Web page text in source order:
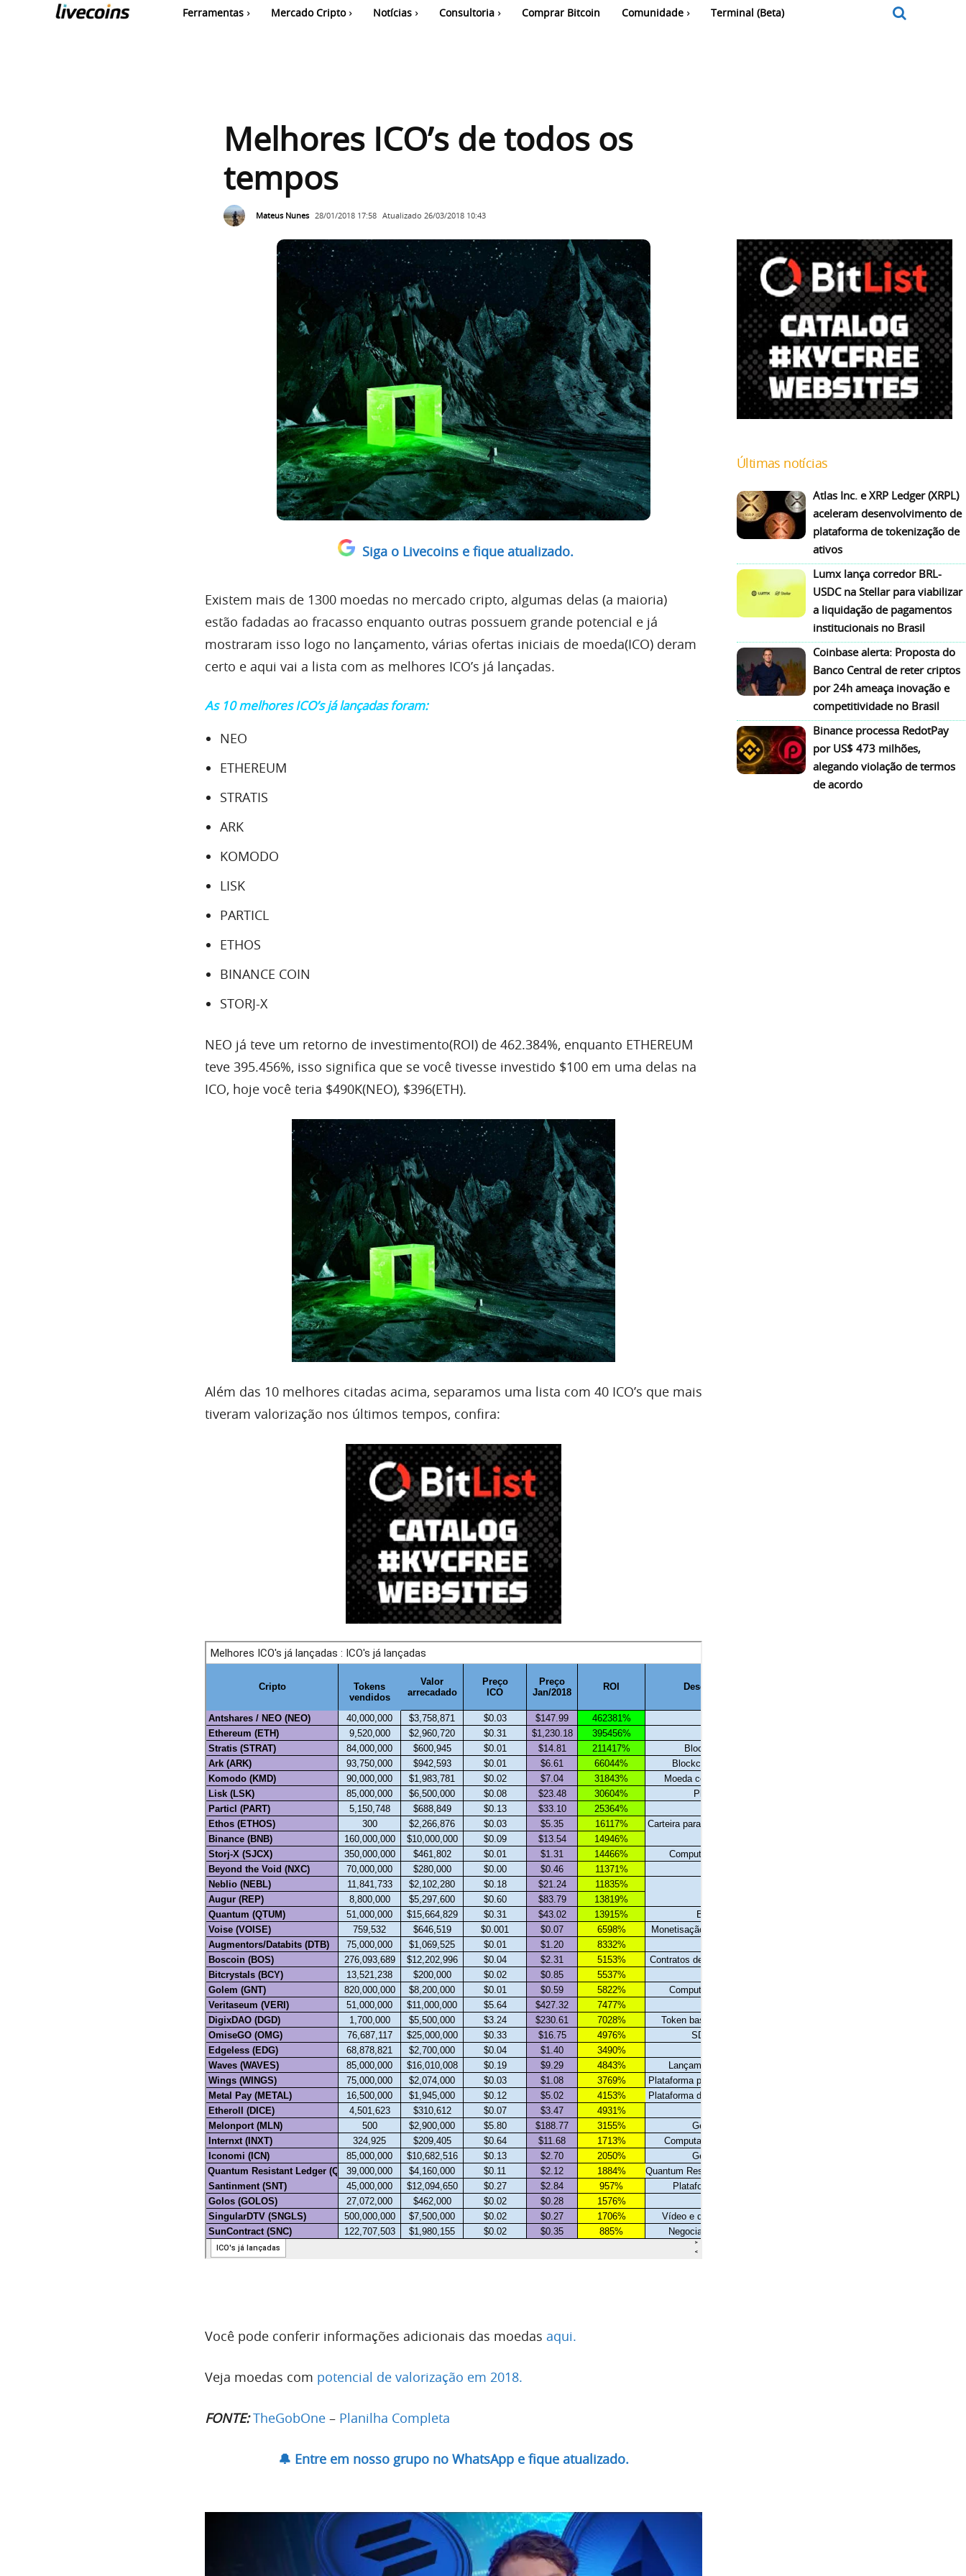
Ferramentas Mercado Cripto Notícias Consultoria Comprar Bitcoin Comunidade Terminal (Beta)
Melhores ICO’s de todos os
tempos
Mateus Nunes 28/01/2018 17:58 Atualizado 26/03/2018 10:43
Siga o Livecoins e fique atualizado.
Existem mais de 1300 moedas no mercado cripto, algumas delas (a maioria)
estão fadadas ao fracasso enquanto outras possuem grande potencial e já
mostraram isso logo no lançamento, várias ofertas iniciais de moeda(ICO) deram
certo e aqui vai a lista com as melhores ICO’s já lançadas.
As 10 melhores ICO’s já lançadas foram:
NEO
ETHEREUM
STRATIS
ARK
KOMODO
LISK
PARTICL
ETHOS
BINANCE COIN
STORJ-X
NEO já teve um retorno de investimento(ROI) de 462.384%, enquanto ETHEREUM
teve 395.456%, isso significa que se você tivesse investido $100 em uma delas na
ICO, hoje você teria $490K(NEO), $396(ETH).
Além das 10 melhores citadas acima, separamos uma lista com 40 ICO’s que mais
tiveram valorização nos últimos tempos, confira:
Você pode conferir informações adicionais das moedas aqui.
Veja moedas com potencial de valorização em 2018.
FONTE: TheGobOne – Planilha Completa
🔔 Entre em nosso grupo no WhatsApp e fique atualizado.
Últimas notícias
Atlas Inc. e XRP Ledger (XRPL)
aceleram desenvolvimento de
plataforma de tokenização de
ativos
Lumx lança corredor BRL-
USDC na Stellar para viabilizar
a liquidação de pagamentos
institucionais no Brasil
Coinbase alerta: Proposta do
Banco Central de reter criptos
por 24h ameaça inovação e
competitividade no Brasil
Binance processa RedotPay
por US$ 473 milhões,
alegando violação de termos
de acordo